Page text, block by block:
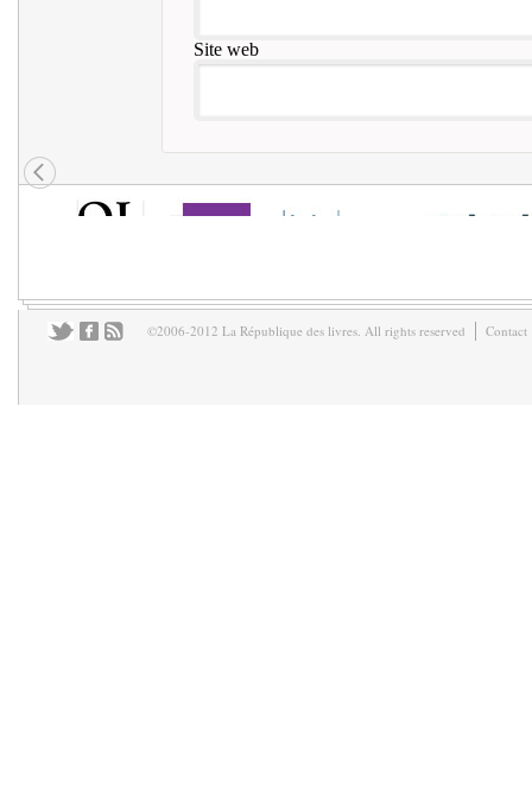
Site web
©2006-2012 La République des livres. All rights reserved Contact